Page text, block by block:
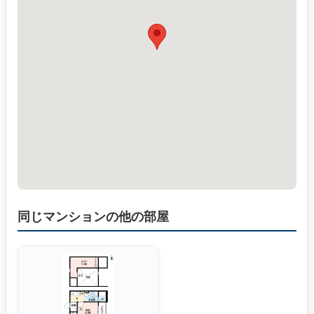
同じマンションの他の部屋